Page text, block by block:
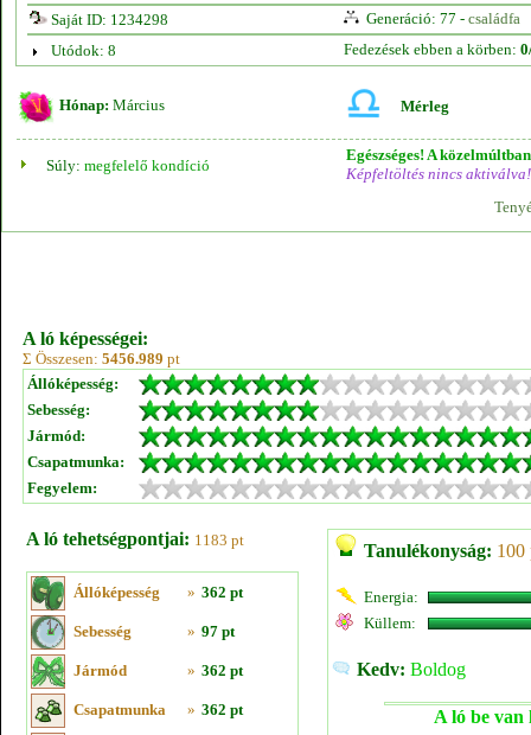
Saját ID: 1234298
Generáció: 77 - családfa
Utódok: 8
Fedezések ebben a körben:
Hónap: Március Mérleg
Súly: megfelelő kondíció
Egészséges! A
Képfeltöltés nincs aktiválva!
A ló képességei:
Σ Összesen: 5456.989 pt
Állóképesség:
Sebesség:
Jármód:
Csapatmunka:
Fegyelem:
A ló tehetségpontjai: 1183 pt
Állóképesség » 362 pt
Sebesség » 97 pt
Jármód » 362 pt
Csapatmunka » 362 pt
Tanulékonyság: 100
Energia:
Küllem:
Kedv: Boldog
A ló be van